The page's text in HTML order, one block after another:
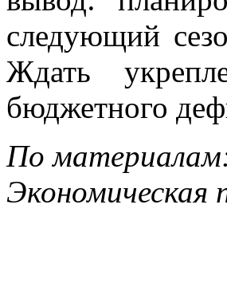
следующий
Ждать
бюджетного
По